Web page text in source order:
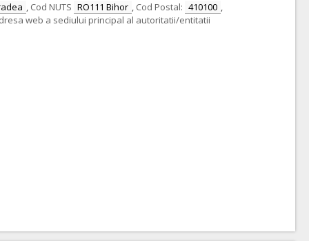
, Cod NUTS RO111 Bihor , Cod Postal: 410100 ,
web a sediului principal al autoritatii/entitatii